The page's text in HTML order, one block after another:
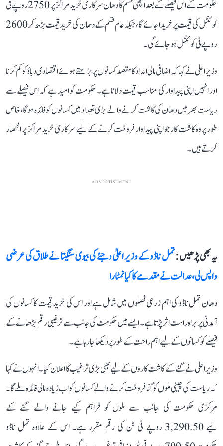
حکومت کے اس فیصلے کے بعد اچھی قسم کا دھان سرکاری خرید مراکز پر 2750 روپے فی
کوئنٹل کی قیمت پر خریدا جائے گا، جبکہ عام قسم کے دھان کی خرید قیمت بڑھ کر 2600
روپے فی کوئنٹل ہو جائے گی۔
وزیر اعلیٰ نے کہا کہ اضافی مالی امداد کا مقصد کسانوں پر بڑھتے ہوئے اقتصادی دباؤ کو کم کرنا
اور انہیں اپنی پیداوار کی مناسب قیمت دلانا ہے۔ حکومت کو امید ہے کہ اس فیصلے سے
ریاست بھر میں دھان کی کاشت کرنے والے بڑی تعداد میں کسانوں کو فائدہ ہوگا، خاص
طور پر وہ کاشت کار جو اپنی پیداوار فروخت کرنے کے لیے سرکاری خرید مراکز پر انحصار
کرتے ہیں۔
ADVERTISEMENT
یہ بھی پڑھیں :تمل ناڈو کے وزیر اعلیٰ وجئے کی بیوی سنگیتا نے طلاق کی عرضی
واپس لی، عدالت نے مقدمے کا کیا نمٹارا
دھان تمل ناڈو کی اہم زرعی فصلوں میں شامل ہے اور اس کی خرید قیمت کا کسانوں کی
آمدنی پر براہ راست اثر پڑتا ہے۔ ایسے میں حکومت کی جانب سے ترغیبی رقم بڑھانے کے
فیصلے کو کسانوں کے لیے اہم راحت کے طور پر دیکھا جا رہا ہے۔
وزیر اعلیٰ نے گنے کے کاشت کاروں کے لیے بھی بڑی ترغیب کا اعلان کیا۔ انہوں نے کہا
کہ ریاست کی چینی ملوں کو گنا فروخت کرنے والے کسانوں کو اب زیادہ مالی فائدہ ملے گا۔
مرکزی حکومت کی جانب سے ملوں کو فراہم کیے جانے والے گنے کے
لیے 3,290.50 روپے فی ٹن کی رقم مقرر ہے۔ اس کے علاوہ تمل ناڈو